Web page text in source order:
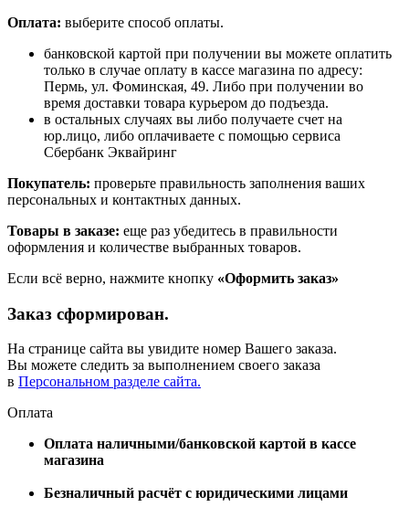
Оплата: выберите способ оплаты.
банковской картой при получении вы можете оплатить
только в случае оплату в кассе магазина по адресу:
Пермь, ул. Фоминская, 49. Либо при получении во
время доставки товара курьером до подъезда.
в остальных случаях вы либо получаете счет на
юр.лицо, либо оплачиваете с помощью сервиса
Сбербанк Эквайринг
Покупатель: проверьте правильность заполнения ваших
персональных и контактных данных.
Товары в заказе: еще раз убедитесь в правильности
оформления и количестве выбранных товаров.
Если всё верно, нажмите кнопку «Оформить заказ»
Заказ сформирован.
На странице сайта вы увидите номер Вашего заказа.
Вы можете следить за выполнением своего заказа
в Персональном разделе сайта.
Оплата
Оплата наличными/банковской картой в кассе
магазина
Безналичный расчёт с юридическими лицами